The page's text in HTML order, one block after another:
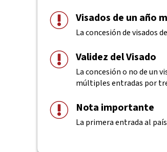
Visados de un año
La concesión de visados
Validez del Visado
La concesión o no de un
múltiples entradas por
Nota importante
La primera entrada al